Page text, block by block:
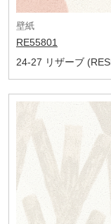
壁紙
RE55801
24-27 リザーブ